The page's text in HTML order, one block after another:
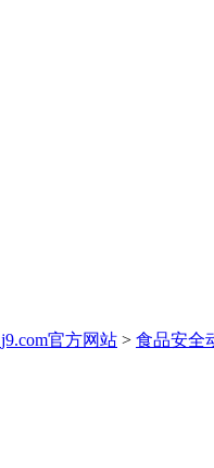
j9.com官方网站 > 食品安全